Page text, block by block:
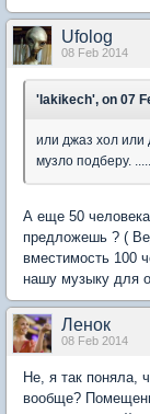
Ufolog
08 Feb 2014
'lakikech', on 07
или джаз хол или
музло подберу.
А еще 50
предложешь ? (
вместимость 100
нашу музыку для
Ленок
08 Feb 2014
Не, я так поняла,
вообще?